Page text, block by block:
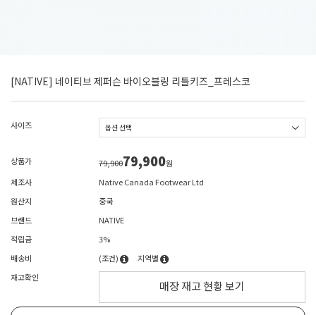
[NATIVE] 네이티브 제퍼슨 바이오블링 리틀키즈_프레스코
사이즈
상품가 79,90079,900원
제조사
Native Canada Footwear Ltd
원산지
중국
브랜드
NATIVE
적립금
3%
배송비
(조건)
지역별
재고확인
매장 재고 현황 보기